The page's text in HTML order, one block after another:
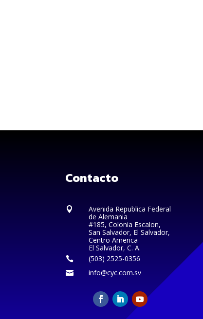
Contacto

Avenida Republica Federal
de Alemania
#185, Colonia Escalon,
San Salvador, El Salvador,
Centro America
El Salvador, C. A.
 (503) 2525-0356
 info@cyc.com.sv